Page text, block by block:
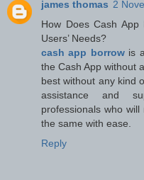
james thomas 2
How Does Cash
Users’ Needs?
cash app borrowis a
the Cash App without
best without any kind
assistance and
professionals who
the same with ease.
Reply